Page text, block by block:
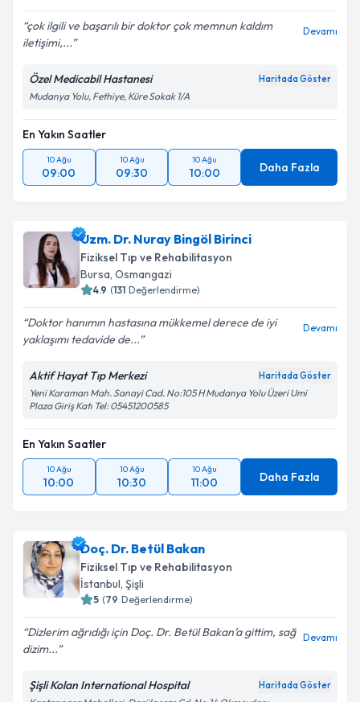
çok ilgili ve başarılı bir doktor çok memnun kaldım
iletişimi,...
Devamı
Özel Medicabil Hastanesi Haritada Göster
Mudanya Yolu, Fethiye, Küre Sokak 1/A
En Yakın Saatler
10 Ağu
09:00
10 Ağu
09:30
10 Ağu
10:00 Daha Fazla
Uzm. Dr. Nuray Bingöl Birinci
Fiziksel Tıp ve Rehabilitasyon
Bursa, Osmangazi
4.9 (131 Değerlendirme)
Doktor hanımın hastasına mükkemel derece de iyi
yaklaşımı tedavide de...
Devamı
Aktif Hayat Tıp Merkezi Haritada Göster
Yeni Karaman Mah. Sanayi Cad. No:105 H Mudanya Yolu Üzeri Umi
Plaza Giriş Katı Tel: 05451200585
En Yakın Saatler
10 Ağu
10:00
10 Ağu
10:30
10 Ağu
11:00 Daha Fazla
Doç. Dr. Betül Bakan
Fiziksel Tıp ve Rehabilitasyon
İstanbul, Şişli
5 (79 Değerlendirme)
Dizlerim ağrıdığı için Doç. Dr. Betül Bakan’a gittim, sağ
dizim...
Devamı
Şişli Kolan International Hospital Haritada Göster